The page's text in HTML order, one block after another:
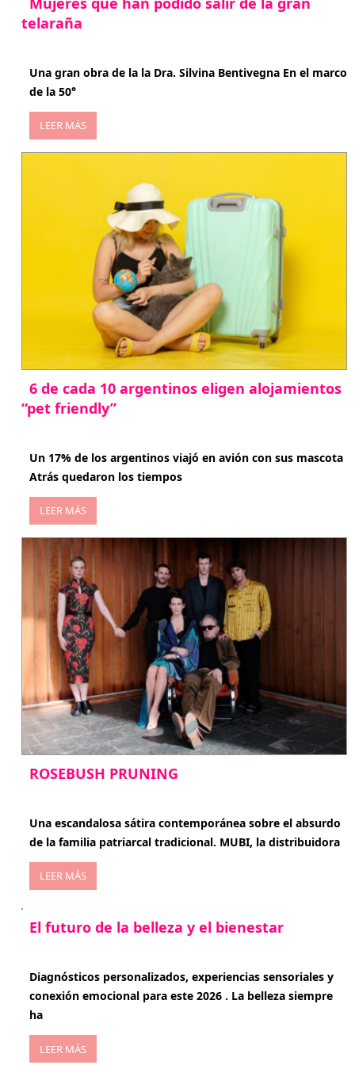
telaraña
Una gran obra de la la Dra. Silvina Bentivegna En el marco
de la 50°
LEER MÁS
6 de cada 10 argentinos eligen alojamientos
“pet friendly”
Un 17% de los argentinos viajó en avión con sus mascota
Atrás quedaron los tiempos
LEER MÁS
ROSEBUSH PRUNING
Una escandalosa sátira contemporánea sobre el absurdo
de la familia patriarcal tradicional. MUBI, la distribuidora
LEER MÁS
El futuro de la belleza y el bienestar
Diagnósticos personalizados, experiencias sensoriales y
conexión emocional para este 2026 . La belleza siempre
ha
LEER MÁS